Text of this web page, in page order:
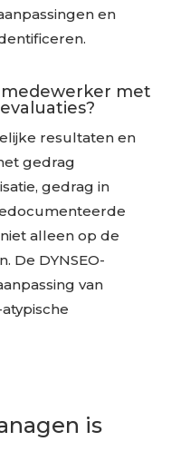
en
met
resultaten en
gedrag
gedrag in
alleen op de
De DYNSEO-
van
is